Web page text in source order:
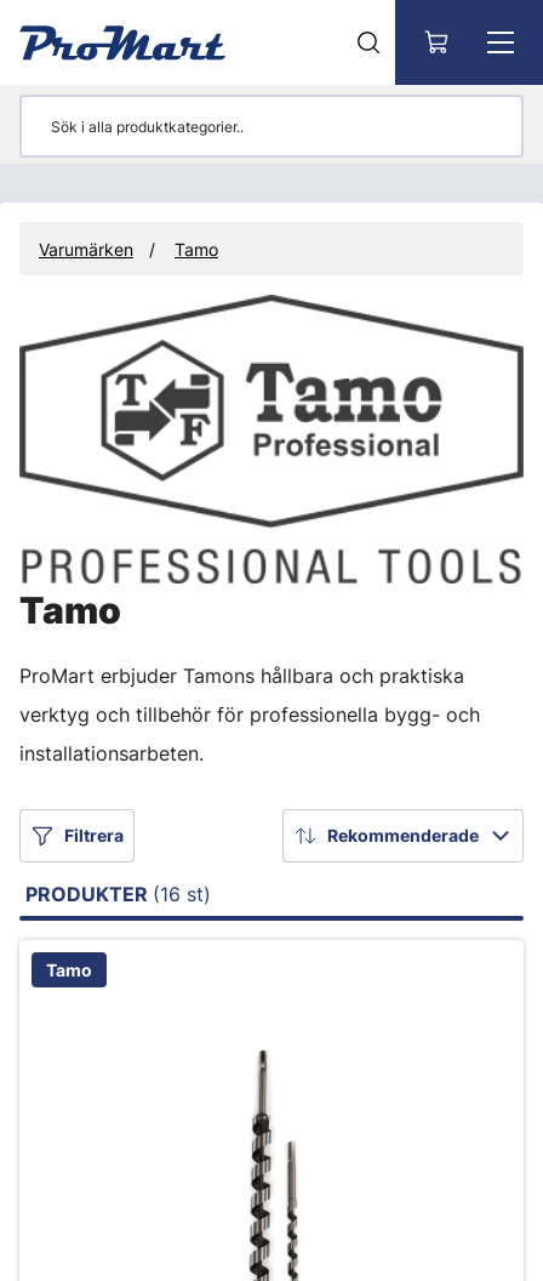
Varumärken Tamo
Tamo
ProMart erbjuder Tamons hållbara och praktiska
verktyg och tillbehör för professionella bygg- och
installationsarbeten.
Filtrera Rekommenderade
PRODUKTER (16 st)
Tamo